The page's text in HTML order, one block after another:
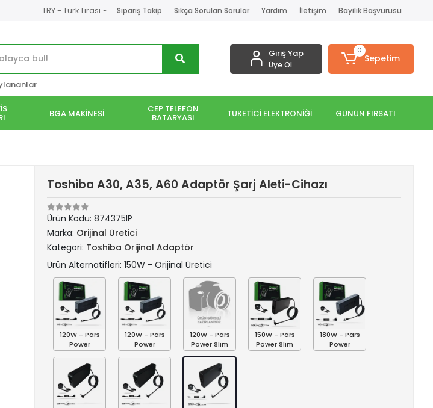
TRY - Türk Lirası Sipariş Takip Sıkça Sorulan Sorular Yardım İletişim Bayilik Başvurusu
Giriş Yap
Üye Ol
0
Sepetim
BGA MAKİNESİ CEP TELEFON
BATARYASI TÜKETİCİ ELEKTRONİĞİ GÜNÜN FIRSATI
Toshiba A30, A35, A60 Adaptör Şarj Aleti-Cihazı
Ürün Kodu: 874375IP
Marka: Orijinal Üretici
Kategori: Toshiba Orijinal Adaptör
Ürün Alternatifleri: 150W - Orijinal Üretici
120W - Pars
Power
120W - Pars
Power
120W - Pars
Power Slim
150W - Pars
Power Slim
180W - Pars
Power